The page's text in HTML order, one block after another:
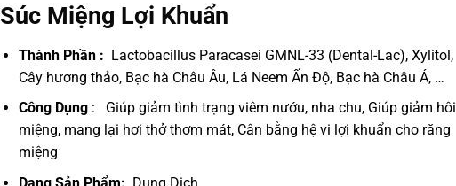
Súc Miệng Lợi Khuẩn
Thành Phần : Lactobacillus Paracasei GMNL-33 (Dental-Lac), Xylitol,
Cây hương thảo, Bạc hà Châu Âu, Lá Neem Ấn Độ, Bạc hà Châu Á, …
Công Dụng : Giúp giảm tình trạng viêm nướu, nha chu, Giúp giảm hôi
miệng, mang lại hơi thở thơm mát, Cân bằng hệ vi lợi khuẩn cho răng
miệng